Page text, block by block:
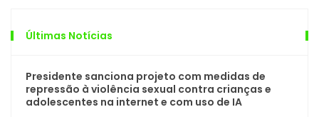
Últimas Notícias
Presidente sanciona projeto com medidas de
repressão à violência sexual contra crianças e
adolescentes na internet e com uso de IA